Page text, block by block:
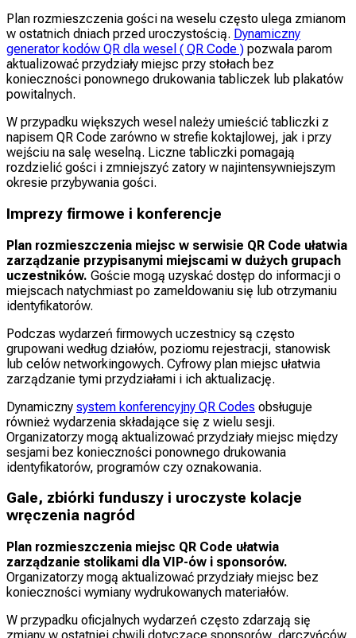
Plan rozmieszczenia gości na weselu często ulega zmianom
w ostatnich dniach przed uroczystością. Dynamiczny
generator kodów QR dla wesel ( QR Code ) pozwala parom
aktualizować przydziały miejsc przy stołach bez
konieczności ponownego drukowania tabliczek lub plakatów
powitalnych.
W przypadku większych wesel należy umieścić tabliczki z
napisem QR Code zarówno w strefie koktajlowej, jak i przy
wejściu na salę weselną. Liczne tabliczki pomagają
rozdzielić gości i zmniejszyć zatory w najintensywniejszym
okresie przybywania gości.
Imprezy firmowe i konferencje
Plan rozmieszczenia miejsc w serwisie QR Code ułatwia
zarządzanie przypisanymi miejscami w dużych grupach
uczestników. Goście mogą uzyskać dostęp do informacji o
miejscach natychmiast po zameldowaniu się lub otrzymaniu
identyfikatorów.
Podczas wydarzeń firmowych uczestnicy są często
grupowani według działów, poziomu rejestracji, stanowisk
lub celów networkingowych. Cyfrowy plan miejsc ułatwia
zarządzanie tymi przydziałami i ich aktualizację.
Dynamiczny system konferencyjny QR Codes obsługuje
również wydarzenia składające się z wielu sesji.
Organizatorzy mogą aktualizować przydziały miejsc między
sesjami bez konieczności ponownego drukowania
identyfikatorów, programów czy oznakowania.
Gale, zbiórki funduszy i uroczyste kolacje
wręczenia nagród
Plan rozmieszczenia miejsc QR Code ułatwia
zarządzanie stolikami dla VIP-ów i sponsorów.
Organizatorzy mogą aktualizować przydziały miejsc bez
konieczności wymiany wydrukowanych materiałów.
W przypadku oficjalnych wydarzeń często zdarzają się